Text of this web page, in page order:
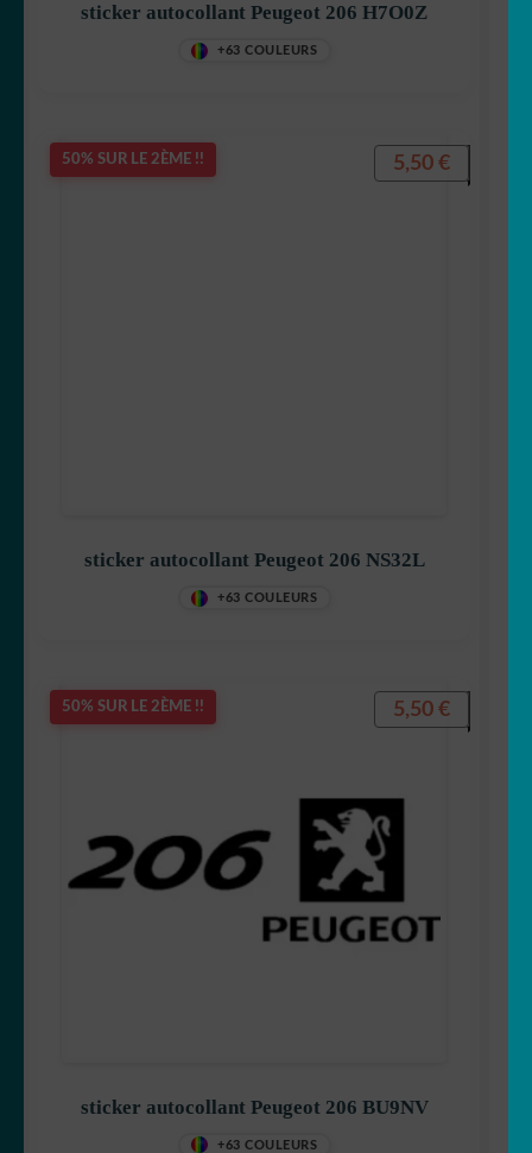
sticker autocollant Peugeot 206 H7O0Z
+63 COULEURS
50% SUR LE 2ÈME !!
sticker autocollant Peugeot 206 NS32L
+63 COULEURS
5,50 €
50% SUR LE 2ÈME !!
sticker autocollant Peugeot 206 BU9NV
+63 COULEURS
5,50 €